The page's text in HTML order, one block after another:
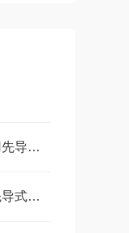
CKD喜开理压缩空气用先导式2通电磁阀 EXA・GEXA的特点
CKD喜开理水用小型先导式电磁阀FWD的功能